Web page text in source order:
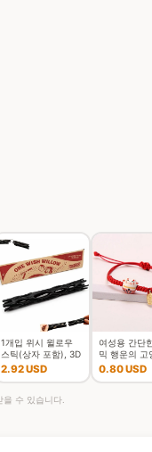
1개입 위시 윌로우
스틱(상자 포함), 3D
프린팅된 소원을 담
2.92 USD
여성용 간단
믹 행운의 고
팔찌, 귀여운
끼 고양이, 손
0.80 USD
수 있습니다.